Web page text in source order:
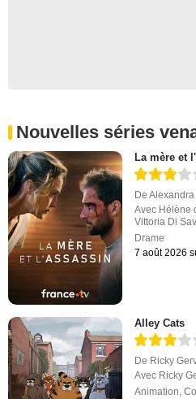
Nouvelles séries
La mère et
De
Avec Hélène
Vittoria Di
Drame
7 août 2026
Alley Cats
De Ricky
Avec Ricky
Animation ,